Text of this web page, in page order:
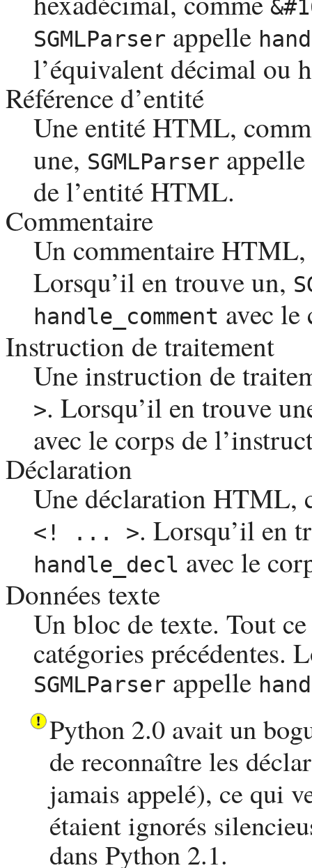
SGMLParser appelle
l’équivalent décimal ou
Référence d’entité
Une entitéHTML,
une, SGMLParser appelle
de l’entitéHTML.
Commentaire
Un commentaireHTML
Lorsqu’il en trouve un,
handle_comment avec le
Instruction de traitement
Une instruction de
>. Lorsqu’il en trouve
avec le corps de
Déclaration
Une déclaration HTML,
<! ... >. Lorsqu’il en
handle_decl avec le
Données texte
Un bloc de texte. Tout
catégories précédentes.
SGMLParser appelle
Python 2.0 avait un
de reconnaître les
jamais appelé), ce qui
étaient ignorés
dans Python 2.1.